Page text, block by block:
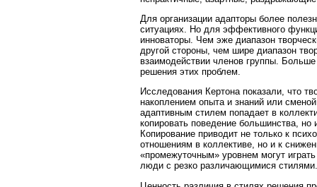
Для организации адапторы более
ситуациях. Но для эффективного
инноваторы. Чем эже диапазон
другой стороны, чем шире диапазон
взаимодействии членов группы.
решения этих проблем.
Исследования Кертона показали, что
накоплением опыта и знаний или
адаптивным стилем попадает в
копировать поведение большинства, но
Копирование приводит не только к
отношениям в коллективе, но и к
«промежуточным» уровнем могут
люди с резко различающимися стилями.